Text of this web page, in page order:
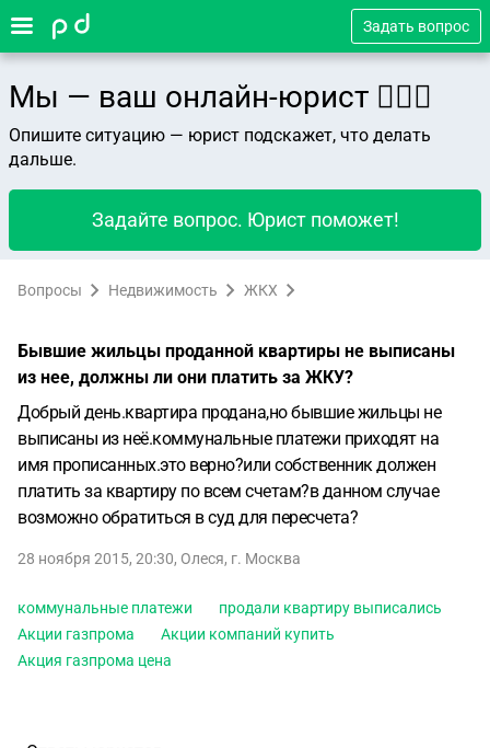
Задать вопрос
Мы — ваш онлайн-юрист 👨🏻‍⚖️
Опишите ситуацию — юрист подскажет, что делать
дальше.
Задайте вопрос. Юрист поможет!
Вопросы Недвижимость ЖКХ
Бывшие жильцы проданной квартиры не выписаны
из нее, должны ли они платить за ЖКУ?
Добрый день.квартира продана,но бывшие жильцы не
выписаны из неё.коммунальные платежи приходят на
имя прописанных.это верно?или собственник должен
платить за квартиру по всем счетам?в данном случае
возможно обратиться в суд для пересчета?
28 ноября 2015, 20:30, Олеся, г. Москва
коммунальные платежи
продали квартиру выписались
Акции газпрома
Акции компаний купить
Акция газпрома цена